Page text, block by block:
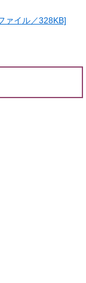
ァイル／328KB]